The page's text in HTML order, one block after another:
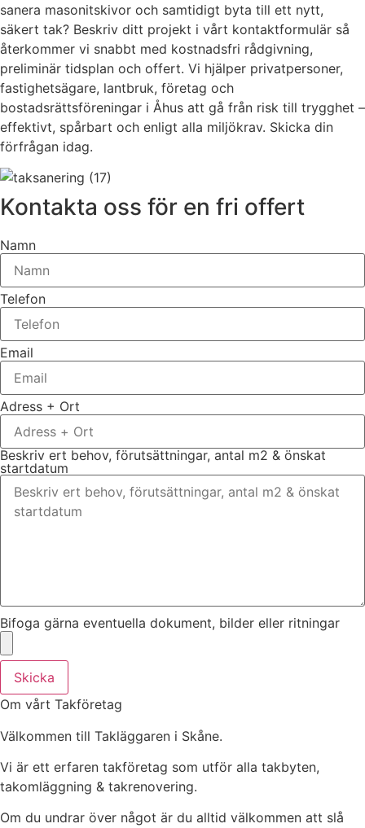
sanera masonitskivor och samtidigt byta till ett nytt,
säkert tak? Beskriv ditt projekt i vårt kontaktformulär så
återkommer vi snabbt med kostnadsfri rådgivning,
preliminär tidsplan och offert. Vi hjälper privatpersoner,
fastighetsägare, lantbruk, företag och
bostadsrättsföreningar i Åhus att gå från risk till trygghet –
effektivt, spårbart och enligt alla miljökrav. Skicka din
förfrågan idag.
Kontakta oss för en fri offert
Namn
Telefon
Email
Adress + Ort
Beskriv ert behov, förutsättningar, antal m2 & önskat
startdatum
Bifoga gärna eventuella dokument, bilder eller ritningar
Skicka
Om vårt Takföretag
Välkommen till Takläggaren i Skåne.
Vi är ett erfaren takföretag som utför alla takbyten,
takomläggning & takrenovering.
Om du undrar över något är du alltid välkommen att slå